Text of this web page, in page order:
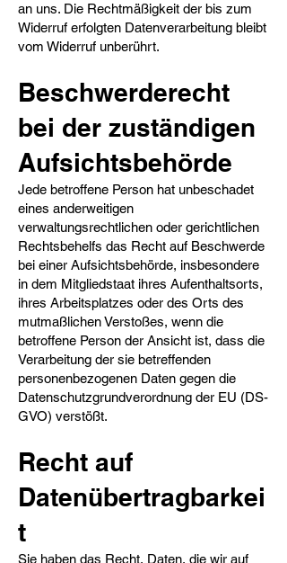
an uns. Die Rechtmäßigkeit der bis zum
Widerruf erfolgten Datenverarbeitung bleibt
vom Widerruf unberührt.
Beschwerderecht
bei der zuständigen
Aufsichtsbehörde​
Jede betroffene Person hat unbeschadet
eines anderweitigen
verwaltungsrechtlichen oder gerichtlichen
Rechtsbehelfs das Recht auf Beschwerde
bei einer Aufsichtsbehörde, insbesondere
in dem Mitgliedstaat ihres Aufenthaltsorts,
ihres Arbeitsplatzes oder des Orts des
mutmaßlichen Verstoßes, wenn die
betroffene Person der Ansicht ist, dass die
Verarbeitung der sie betreffenden
personenbezogenen Daten gegen die
Datenschutzgrundverordnung der EU (DS-
GVO) verstößt.
Recht auf
Datenübertragbarkei
t​
Sie haben das Recht, Daten, die wir auf